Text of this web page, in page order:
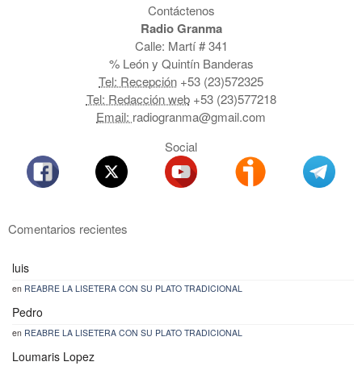
Contáctenos
Radio Granma
Calle: Martí # 341
% León y Quintín Banderas
Tel: Recepción +53 (23)572325
Tel: Redacción web+53 (23)577218
Email: radiogranma@gmail.com
Social
Comentarios recientes
luis
en REABRE LA LISETERA CON SU PLATO TRADICIONAL
Pedro
en REABRE LA LISETERA CON SU PLATO TRADICIONAL
Loumaris Lopez